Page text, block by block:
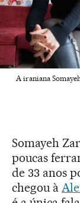
A iraniana
Somayeh
poucas
de 33 anos
chegou à